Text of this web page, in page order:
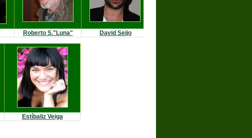
Roberto S."Luna" David Seijo
Estíbaliz Veiga